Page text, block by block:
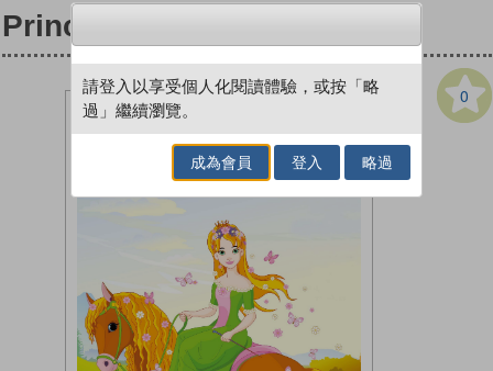
Princess Flower
0
請登入以享受個人化閱讀體驗，或按「略
過」繼續瀏覽。
成為會員 登入 略過